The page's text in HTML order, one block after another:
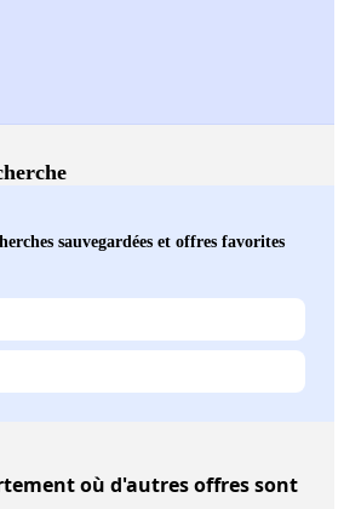
sauvegardées et offres favorites
où d'autres offres sont